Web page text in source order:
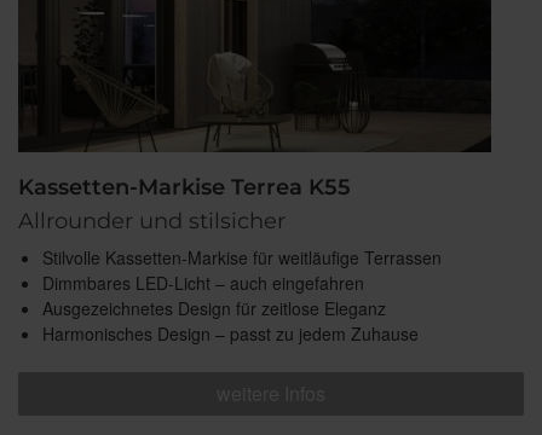
Kassetten-Markise Terrea K55
Allrounder und stilsicher
Stilvolle Kassetten-Markise für weitläufige Terrassen
Dimmbares LED-Licht – auch eingefahren
Ausgezeichnetes Design für zeitlose Eleganz
Harmonisches Design – passt zu jedem Zuhause